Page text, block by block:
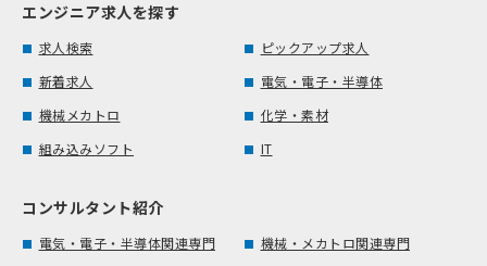
エンジニア求人を探す
求人検索
ピックアップ求人
新着求人
電気・電子・半導体
機械メカトロ
化学・素材
組み込みソフト
IT
コンサルタント紹介
電気・電子・半導体関連専門
機械・メカトロ関連専門